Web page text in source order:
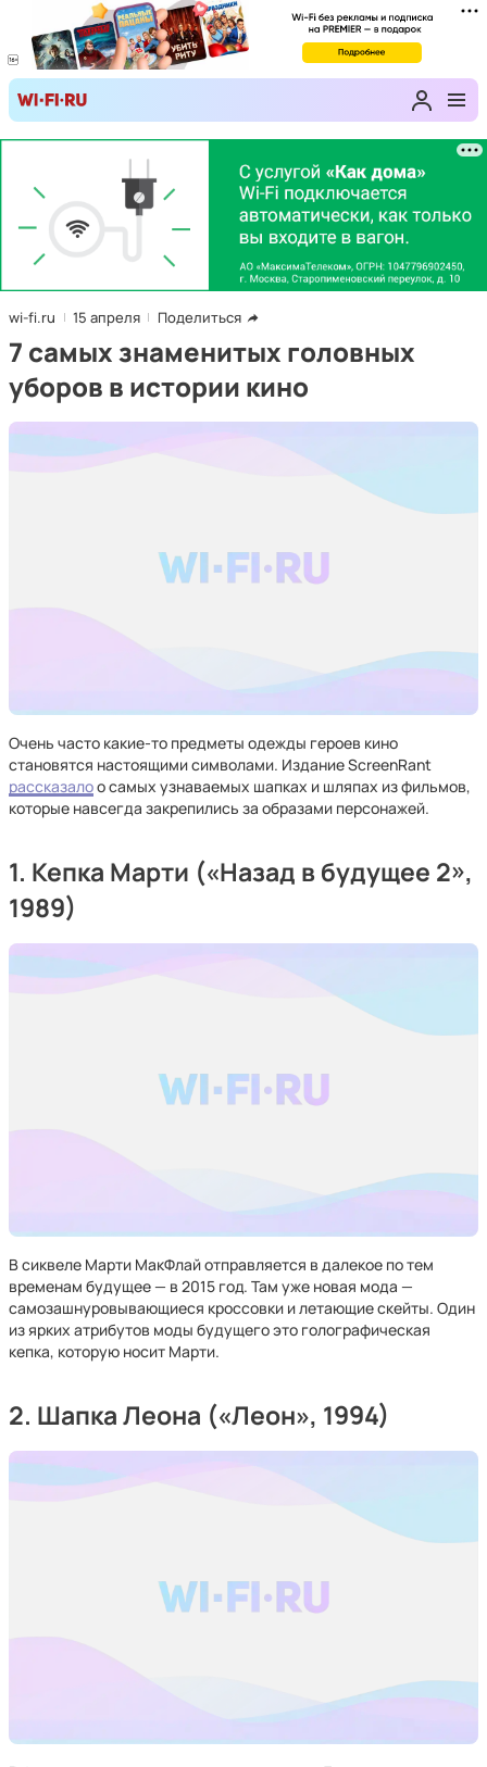
wi-fi.ru 15 апреля Поделиться
7 самых знаменитых головных
уборов в истории кино
Очень часто какие-то предметы одежды героев кино
становятся настоящими символами. Издание ScreenRant
рассказалоо самых узнаваемых шапках и шляпах из фильмов,
которые навсегда закрепились за образами персонажей.
1. Кепка Марти («Назад в будущее 2»,
1989)
В сиквеле Марти МакФлай отправляется в далекое по тем
временам будущее — в 2015 год. Там уже новая мода —
самозашнуровывающиеся кроссовки и летающие скейты. Один
из ярких атрибутов моды будущего это голографическая
кепка, которую носит Марти.
2. Шапка Леона («Леон», 1994)